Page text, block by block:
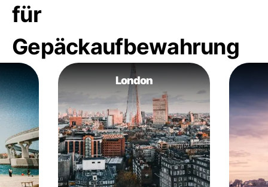
für
Gepäckaufbewahrung
London